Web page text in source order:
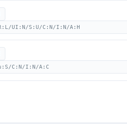
UI:N/S:U/C:N/I:N/A:H
C:N/I:N/A:C